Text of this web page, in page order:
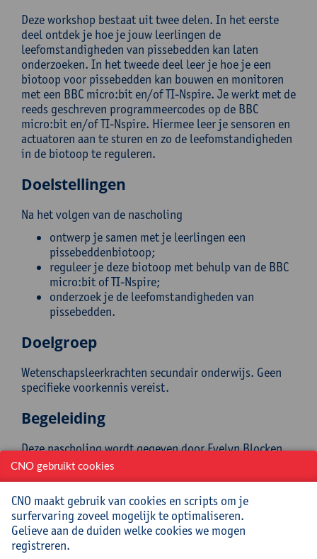
Deze workshop bestaat uit twee delen. In het eerste
deel ontdek je hoe je jouw leerlingen de
leefomstandigheden van pissebedden kan laten
onderzoeken. In het tweede deel leer je hoe je een
biotoop voor pissebedden kan bouwen en monitoren
met een BBC micro:bit en/of TI-Nspire. Je werkt met de
reeds geschreven programmeercodes op de BBC
micro:bit en/of TI-Nspire. Hiermee leer je sensoren en
actuatoren aan te sturen en zo de leefomstandigheden
in de biotoop te reguleren.
Doelstellingen
Na het volgen van de nascholing
ontwerp je samen met je leerlingen een
pissebeddenbiotoop;
reguleer je deze biotoop met behulp van de BBC
micro:bit of TI-Nspire;
onderzoek je de leefomstandigheden van
pissebedden.
Doelgroep
Wetenschapsleerkrachten secundair onderwijs. Geen
specifieke voorkennis vereist.
Begeleiding
Deze nascholing wordt gegeven door Evelyn Blocken
en Ann-Kathrin Coenen. Beiden zijn leerkracht
wetenschappen in het Agnetencollege te Peer. Voor
deze nascholing werken ze samen met Teachers
teaching with technologies, T3 Benelux.
Praktisch
CNO gebruikt cookies
CNO maakt gebruik van cookies en scripts om je
surfervaring zoveel mogelijk te optimaliseren.
Gelieve aan de duiden welke cookies we mogen
registreren.